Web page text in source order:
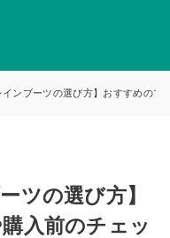
インブーツの選び方】おすすめの
ツの選び方】
入前のチェッ